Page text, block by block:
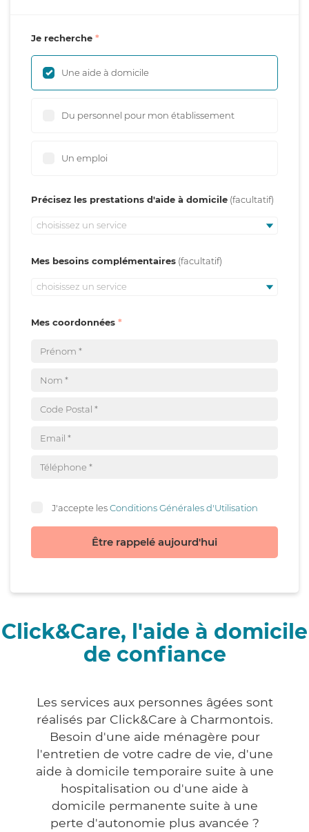
Je recherche
Une aide à domicile
Du personnel pour mon établissement
Un emploi
Précisez les prestations d'aide à domicile
choisissez un service
Mes besoins complémentaires
choisissez un service
Mes coordonnées
J'accepte lesConditions Générales d'Utilisation
Être rappelé aujourd'hui
Click&Care, l'aide à domicile
de confiance
Les services aux personnes âgées sont
réalisés par Click&Care à Charmontois.
Besoin d'une aide ménagère pour
l'entretien de votre cadre de vie, d'une
aide à domicile temporaire suite à une
hospitalisation ou d'une aide à
domicile permanente suite à une
perte d'autonomie plus avancée ?